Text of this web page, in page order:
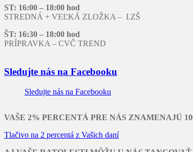
ST: 16:00 – 18:00 hod
STREDNÁ + VEĽKÁ ZLOŽKA – I.ZŠ
ŠT: 16:30 – 18:00 hod
PRÍPRAVKA – CVČ TREND
Sledujte nás na Facebooku
Sledujte nás na Facebooku
VAŠE 2% PERCENTÁ PRE NÁS ZNAMENAJÚ
Tlačivo na 2 percentá z Vašich daní